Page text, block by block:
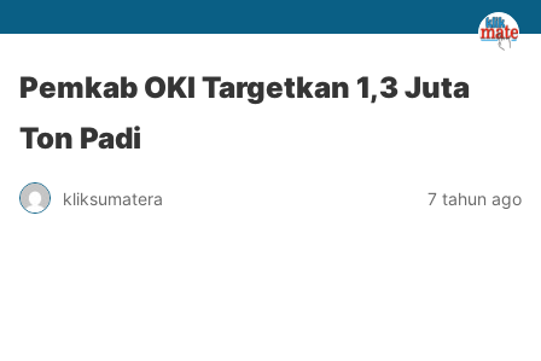
Pemkab OKI Targetkan 1,3 Juta
Ton Padi
kliksumatera 7 tahun ago